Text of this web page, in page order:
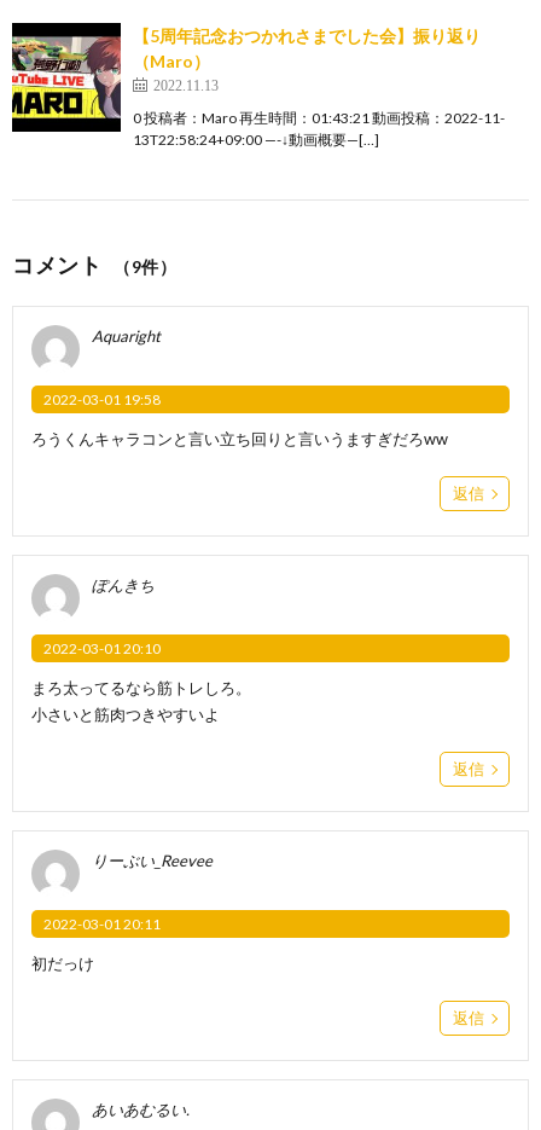
【5周年記念おつかれさまでした会】振り返り
（Maro）
2022.11.13
0 投稿者：Maro 再生時間：01:43:21 動画投稿：2022-11-
13T22:58:24+09:00 —-↓動画概要—[…]
コメント （9件）
Aquaright
2022-03-01 19:58
ろうくんキャラコンと言い立ち回りと言いうますぎだろww
返信
ぽんきち
2022-03-01 20:10
まろ太ってるなら筋トレしろ。
小さいと筋肉つきやすいよ
返信
りーぶい_Reevee
2022-03-01 20:11
初だっけ
返信
あいあむるい.